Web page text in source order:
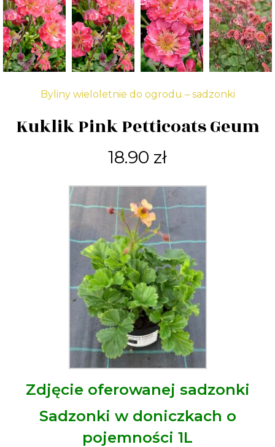
Byliny wieloletnie do ogrodu – sadzonki
Kuklik Pink Petticoats Geum
18.90 zł
Zdjęcie oferowanej sadzonki
Sadzonki w doniczkach o
pojemności 1L